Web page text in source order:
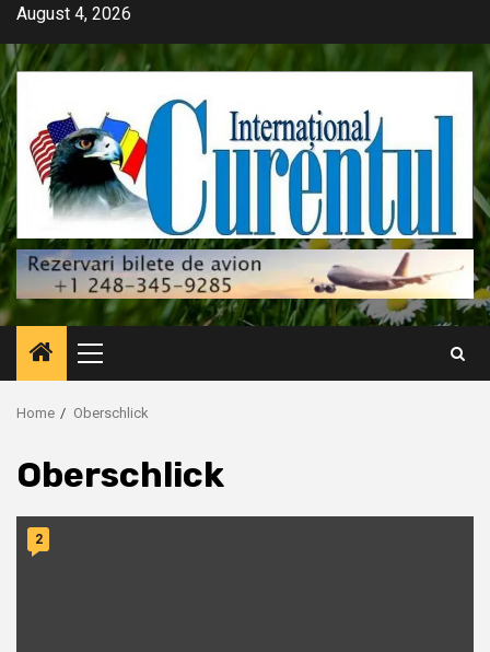
Skip
content
August 4, 2026
Primary
Menu
Home Oberschlick
Oberschlick
2